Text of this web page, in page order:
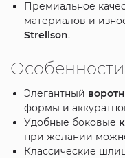
Премиальное
материалов и
Strellson.
Элегантный
формы и
Удобные боковые
при желании
Классические